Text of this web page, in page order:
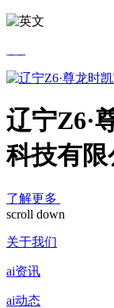
辽宁Z6·
科技有限
了解更多
scroll down
关于我们
ai资讯
ai动态